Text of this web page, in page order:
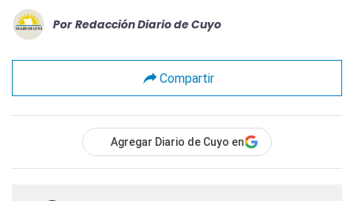
Por Redacción Diario de Cuyo
Compartir
Agregar Diario de Cuyo en